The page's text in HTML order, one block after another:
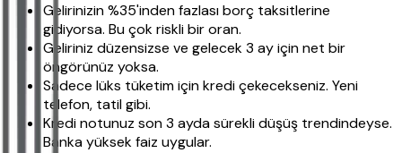
Gelirinizin %35'inden fazlası borç taksitlerine
gidiyorsa. Bu çok riskli bir oran.
Geliriniz düzensizse ve gelecek 3 ay için net bir
öngörünüz yoksa.
Sadece lüks tüketim için kredi çekecekseniz. Yeni
telefon, tatil gibi.
Kredi notunuz son 3 ayda sürekli düşüş trendindeyse.
Banka yüksek faiz uygular.